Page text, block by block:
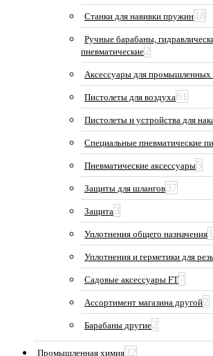
Станки для навивки пружин 18
Ручные барабаны,
пневматические2
Аксессуары для промышленных
Пистолеты для воздуха61
Пистолеты и устройства для
Специальные пневматические
Пневматические аксессуары5
Защиты для шлангов37
Защита3
Уплотнения общего назначения
Уплотнения и герметики для
Садовые аксессуары FT7
Ассортимент магазина другой2
Барабаны другие2
Промышленная химия32